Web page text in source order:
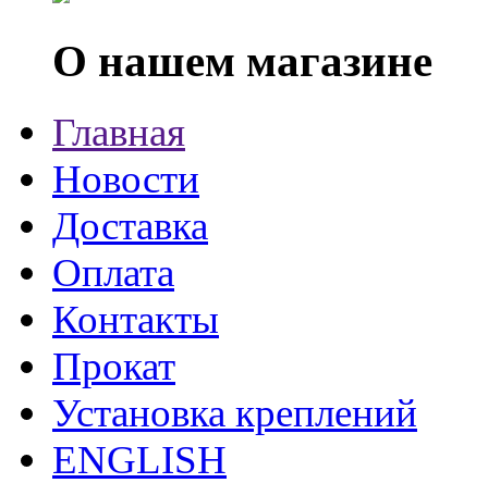
О нашем магазине
Главная
Новости
Доставка
Оплата
Контакты
Прокат
Установка креплений
ENGLISH